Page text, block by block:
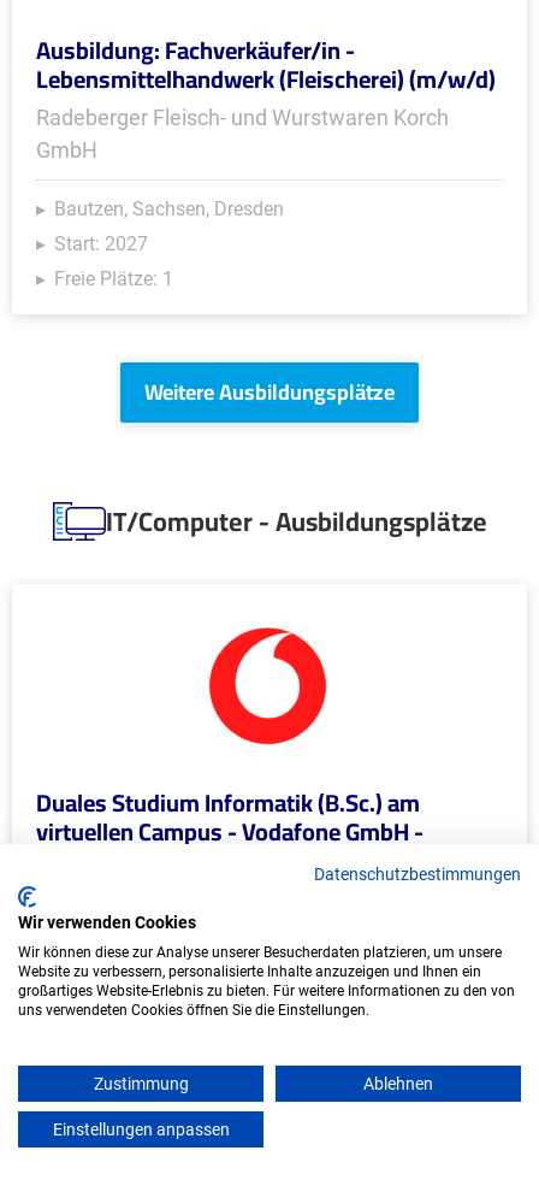
Ausbildung: Fachverkäufer/in -
Lebensmittelhandwerk (Fleischerei) (m/w/d)
Radeberger Fleisch- und Wurstwaren Korch
GmbH
Bautzen, Sachsen, Dresden
Start: 2027
Freie Plätze: 1
Weitere Ausbildungsplätze
IT/Computer - Ausbildungsplätze
Duales Studium Informatik (B.Sc.) am
virtuellen Campus - Vodafone GmbH -
In Kooperation mit IU Duales Studium
(Internationale Hochschule)
Start: Oktober 2026
Freie Plätze: 1
Datenschutzbestimmungen
Wir verwenden Cookies
Wir können diese zur Analyse unserer Besucherdaten platzieren, um unsere
Website zu verbessern, personalisierte Inhalte anzuzeigen und Ihnen ein
großartiges Website-Erlebnis zu bieten. Für weitere Informationen zu den von
uns verwendeten Cookies öffnen Sie die Einstellungen.
Zustimmung Ablehnen
Einstellungen anpassen